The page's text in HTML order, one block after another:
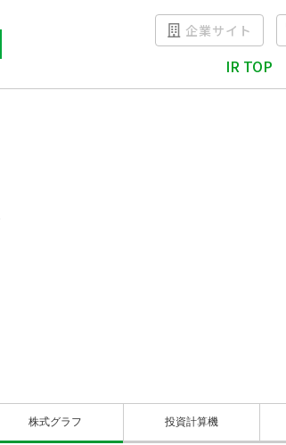
IR TOP
企業サイト